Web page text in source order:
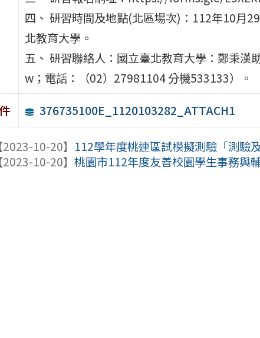
四、 研習時間及地點(北區場次)：112年10月
北教育大學。
五、 研習聯絡人：國立臺北教育大學：鄭秉
w；電話：（02）27981104 分機533133）。
376735100E_1120103282_ATTACH1
【2023-10-20】 112學年度桃連區試模擬測驗「測驗
【2023-10-20】桃園市112年度友善校園學生事務與